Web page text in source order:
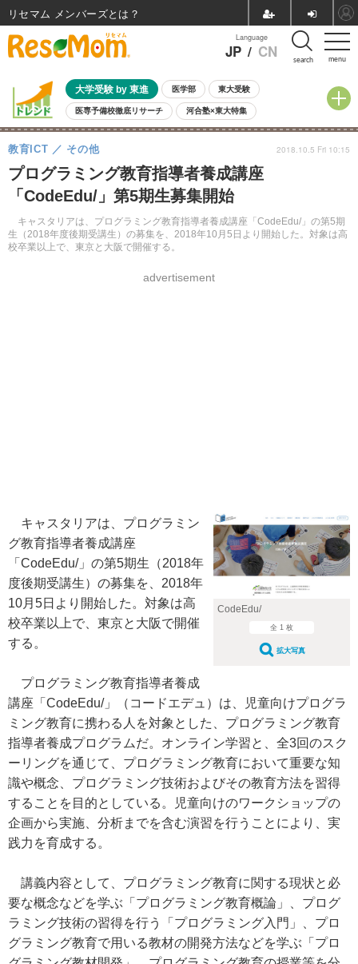
menu
Language
JP / CN search
大学受験 by 東進 医学部 東大受験
医専予備校徹底リサーチ 河合塾×東大特集
親子で考える大学選び 高校受験 中学受験 小学校受験
共通テスト 夏休み
8月開催イベント・WS 全国公立高校 過去問 人気記事
自由研究教材（小学生向け） 自由研究教材（中学生向け）
プログラミング教育指導者養成講座
「CodeEdu/」第5期生募集開始
キャスタリアは、プログラミング教育指導者養成講座「CodeEdu/」の第5期
生（2018年度後期受講生）の募集を、2018年10月5日より開始した。対象は高
校卒業以上で、東京と大阪で開催する。
教育ICT その他
advertisement
2018.10.5 Fri 10:15
CodeEdu/
全 1 枚
拡大写真
キャスタリアは、プログラミン
グ教育指導者養成講座
「CodeEdu/」の第5期生（2018年
度後期受講生）の募集を、2018年
10月5日より開始した。対象は高
校卒業以上で、東京と大阪で開催
する。
プログラミング教育指導者養成
講座「CodeEdu/」（コードエデュ）は、児童向けプログラ
ミング教育に携わる人を対象とした、プログラミング教育
指導者養成プログラムだ。オンライン学習と、全3回のスク
ーリングを通じて、プログラミング教育において重要な知
識や概念、プログラミング技術およびその教育方法を習得
することを目的としている。児童向けのワークショップの
企画から実施、分析までを含む演習を行うことにより、実
践力を育成する。
講義内容として、プログラミング教育に関する現状と必
要な概念などを学ぶ「プログラミング教育概論」、プログ
ラミング技術の習得を行う「プログラミング入門」、プロ
グラミング教育で用いる教材の開発方法などを学ぶ「プロ
リセマム メンバーズ